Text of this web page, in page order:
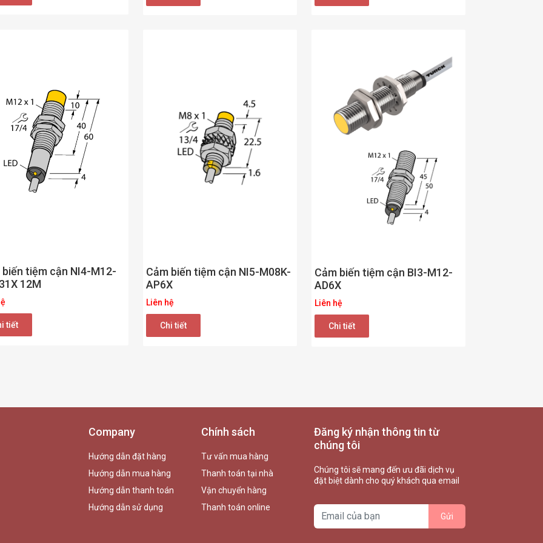
biến tiệm cận NI4-M12-
12M
tiết
Cảm biến tiệm cận NI5-M08K-
AP6X
Liên hệ
Chi tiết
Cảm biến tiệm cận BI3-M12-
AD6X
Liên hệ
Chi tiết
Company
Hướng dẫn đặt hàng
Hướng dẫn mua hàng
Hướng dẫn thanh toán
Hướng dẫn sử dụng
Chính sách
Tư vấn mua hàng
Thanh toán tại nhà
Vận chuyển hàng
Thanh toán online
Đăng ký nhận thông tin từ
chúng tôi
Chúng tôi sẽ mang đến ưu đãi dịch vụ
đặt biệt dành cho quý khách qua email